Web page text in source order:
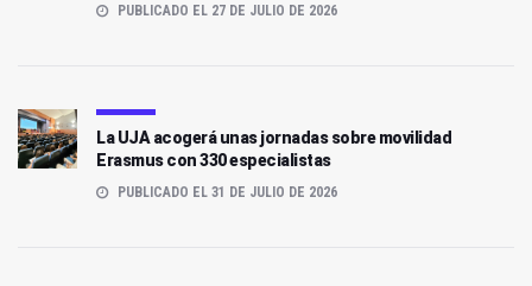
PUBLICADO EL 27 DE JULIO DE 2026
La UJA acogerá unas jornadas sobre movilidad
Erasmus con 330 especialistas
PUBLICADO EL 31 DE JULIO DE 2026